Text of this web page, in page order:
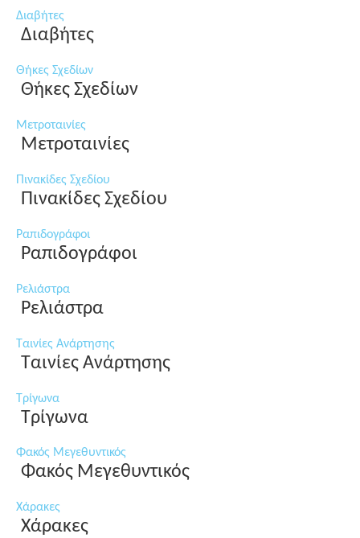
Διαβήτες
Διαβήτες
Θήκες Σχεδίων
Θήκες Σχεδίων
Μετροταινίες
Μετροταινίες
Πινακίδες Σχεδίου
Πινακίδες Σχεδίου
Ραπιδογράφοι
Ραπιδογράφοι
Ρελιάστρα
Ρελιάστρα
Ταινίες Ανάρτησης
Ταινίες Ανάρτησης
Τρίγωνα
Τρίγωνα
Φακός Μεγεθυντικός
Φακός Μεγεθυντικός
Χάρακες
Χάρακες